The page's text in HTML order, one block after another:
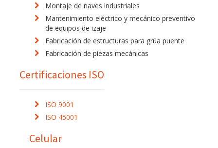
Montaje de naves industriales
Mantenimiento eléctrico y mecánico preventivo
de equipos de izaje
Fabricación de estructuras para grúa puente
Fabricación de piezas mecánicas
Certificaciones ISO
ISO 9001
ISO 45001
Celular